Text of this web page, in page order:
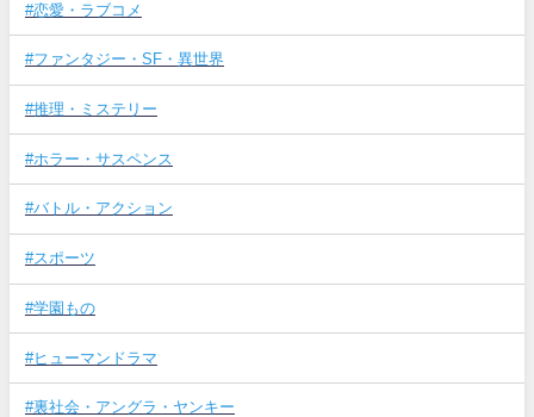
#恋愛・ラブコメ
#ファンタジー・SF・異世界
#推理・ミステリー
#ホラー・サスペンス
#バトル・アクション
#スポーツ
#学園もの
#ヒューマンドラマ
#裏社会・アングラ・ヤンキー